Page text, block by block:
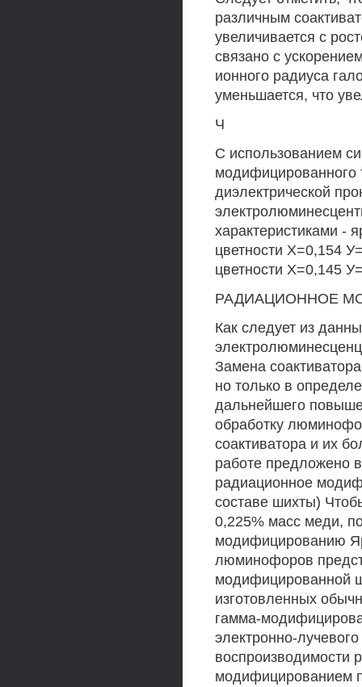
различным
увеличивается с
связано с
ионного радиуса
уменьшается, что
Ч
С использованием
модифицированного
диэлектрической
характеристиками -
цветности Х=0,154
цветности Х=0,145
РАДИАЦИОННОЕ
Как следует из
Замена
но только в
дальнейшего
обработку
соактиватора и их
работе предложено
радиационное
составе шихты)
0,225% масс меди,
модифицированию
люминофоров
модифицированной
изготовленных
гамма-
электронно-
воспроизводимости
модифицированием